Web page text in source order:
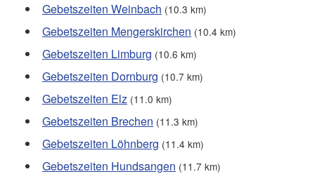
Gebetszeiten Weinbach (10.3 km)
Gebetszeiten Mengerskirchen (10.4 km)
Gebetszeiten Limburg (10.6 km)
Gebetszeiten Dornburg (10.7 km)
Gebetszeiten Elz (11.0 km)
Gebetszeiten Brechen (11.3 km)
Gebetszeiten Löhnberg (11.4 km)
Gebetszeiten Hundsangen (11.7 km)